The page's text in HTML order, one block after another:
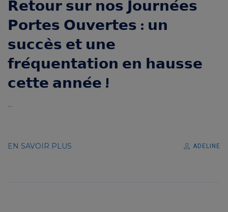
𝗥𝗲𝘁𝗼𝘂𝗿 𝘀𝘂𝗿 𝗻𝗼𝘀 𝗝𝗼𝘂𝗿𝗻𝗲́𝗲𝘀
𝗣𝗼𝗿𝘁𝗲𝘀 𝗢𝘂𝘃𝗲𝗿𝘁𝗲𝘀 : 𝘂𝗻
𝘀𝘂𝗰𝗰𝗲̀𝘀 𝗲𝘁 𝘂𝗻𝗲
𝗳𝗿𝗲́𝗾𝘂𝗲𝗻𝘁𝗮𝘁𝗶𝗼𝗻 𝗲𝗻 𝗵𝗮𝘂𝘀𝘀𝗲
𝗰𝗲𝘁𝘁𝗲 𝗮𝗻𝗻𝗲́𝗲 !
...
EN SAVOIR PLUS ADELINE